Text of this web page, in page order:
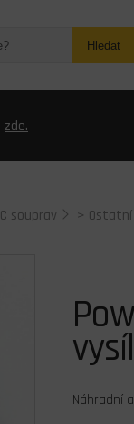
Hledat
zde.
souprav >
Náhradní